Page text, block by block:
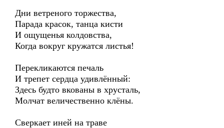
Дни ветреного торжества,
Парада красок, танца кисти
И ощущенья колдовства,
Когда вокруг кружатся листья!
Перекликаются печаль
И трепет сердца удивлённый:
Здесь будто вкованы в хрусталь,
Молчат величественно клёны.
Сверкает иней на траве